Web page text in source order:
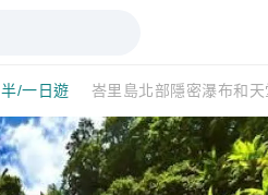
半/一日遊 峇里島北部隱密瀑布和天